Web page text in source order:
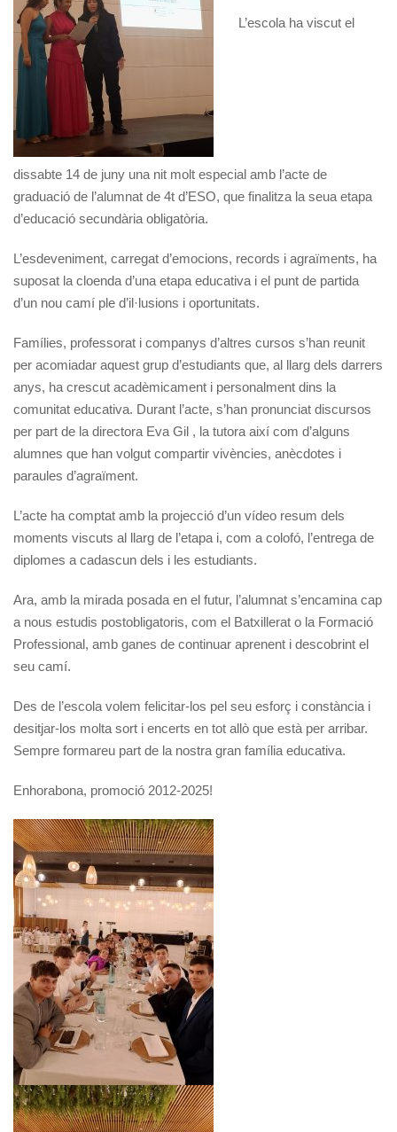
L’escola ha viscut el
dissabte 14 de juny una nit molt especial amb l’acte de
graduació de l’alumnat de 4t d’ESO, que finalitza la seua etapa
d’educació secundària obligatòria.
L’esdeveniment, carregat d’emocions, records i agraïments, ha
suposat la cloenda d’una etapa educativa i el punt de partida
d’un nou camí ple d’il·lusions i oportunitats.
Famílies, professorat i companys d’altres cursos s’han reunit
per acomiadar aquest grup d’estudiants que, al llarg dels darrers
anys, ha crescut acadèmicament i personalment dins la
comunitat educativa. Durant l’acte, s’han pronunciat discursos
per part de la directora Eva Gil , la tutora així com d’alguns
alumnes que han volgut compartir vivències, anècdotes i
paraules d’agraïment.
L’acte ha comptat amb la projecció d’un vídeo resum dels
moments viscuts al llarg de l’etapa i, com a colofó, l’entrega de
diplomes a cadascun dels i les estudiants.
Ara, amb la mirada posada en el futur, l’alumnat s’encamina cap
a nous estudis postobligatoris, com el Batxillerat o la Formació
Professional, amb ganes de continuar aprenent i descobrint el
seu camí.
Des de l’escola volem felicitar-los pel seu esforç i constància i
desitjar-los molta sort i encerts en tot allò que està per arribar.
Sempre formareu part de la nostra gran família educativa.
Enhorabona, promoció 2012-2025!